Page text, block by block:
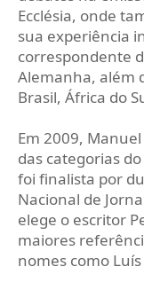
Ecclésia, onde
sua experiência
correspondente
Alemanha, além
Brasil, África do
Em 2009,
das categorias
foi finalista por
Nacional de
elege o escritor
maiores
nomes como